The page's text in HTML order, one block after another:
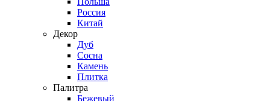
Россия
Китай
Декор
Дуб
Сосна
Камень
Плитка
Палитра
Бежевый